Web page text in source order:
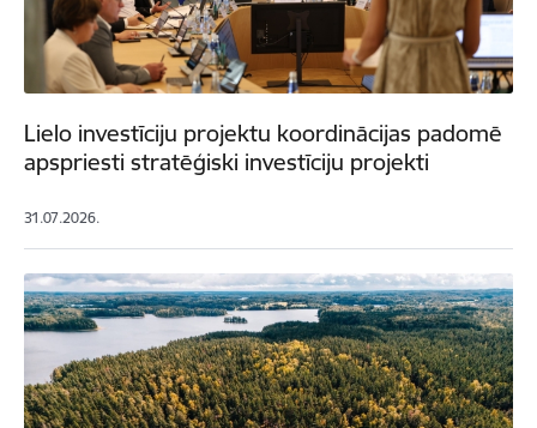
Lielo investīciju projektu koordinācijas padomē
apspriesti stratēģiski investīciju projekti
31.07.2026.